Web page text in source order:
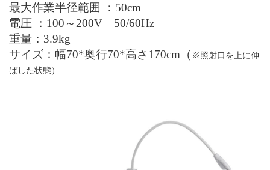
最大作業半径範囲 ： 50cm
電圧 ： 100～200V 50/60Hz
重量 ： 3.9kg
サイズ ： 幅70*奥行70*高さ170cm（ ※照射口を上に伸
ばした状態）